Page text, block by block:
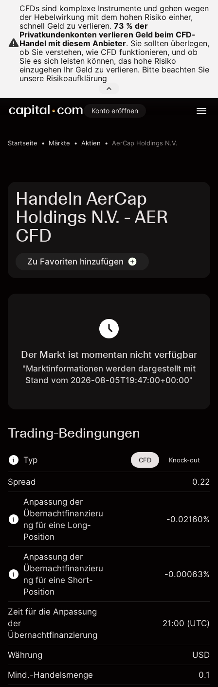
CFDs sind komplexe Instrumente und gehen wegen
der Hebelwirkung mit dem hohen Risiko einher,
schnell Geld zu verlieren. 73 % der
Privatkundenkonten verlieren Geld beim CFD-
Handel mit diesem Anbieter. Sie sollten überlegen,
ob Sie verstehen, wie CFD funktionieren, und ob
Sie es sich leisten können, das hohe Risiko
einzugehen Ihr Geld zu verlieren. Bitte beachten Sie
unsere Risikoaufklärung
Konto eröffnen
Startseite Märkte Aktien AerCap Holdings N.V.
Handeln AerCap
Holdings N.V. - AER
CFD
Zu Favoriten hinzufügen
Der Markt ist momentan nicht verfügbar
"Marktinformationen werden dargestellt mit
Stand vom 2026-08-05T19:47:00+00:00"
Trading-Bedingungen
Typ
Dieses Finanzinstrument steht für das Traden
über CFDs und Knock-outs zur Verfügung.
Erfahren Sie mehr über:
CFDs
Knock-outs
CFD Knock-out
Spread 0.22
Anpassung der
Übernachtfinanzieru
ng für eine Long-
Position
$1,000.00
Anpassung der
Übernachtfinanzierung
Gebühren aus
Positionswert
-0.021596
%
-0.02160%
Anpassung der
Übernachtfinanzieru
ng für eine Short-
Position
Margin. Ihre Investition
-0.00063%
Zeit für die Anpassung
der
Übernachtfinanzierung
21:00 (UTC)
Währung USD
Mind.-Handelsmenge 0.1